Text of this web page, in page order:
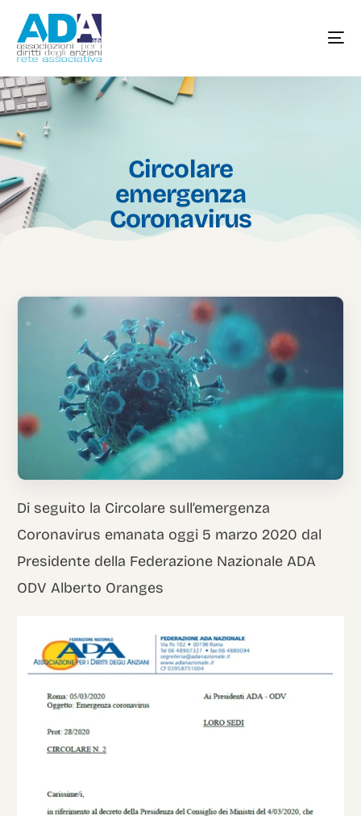
Circolare
emergenza
Coronavirus
Di seguito la Circolare sull’emergenza
Coronavirus emanata oggi 5 marzo 2020 dal
Presidente della Federazione Nazionale ADA
ODV Alberto Oranges